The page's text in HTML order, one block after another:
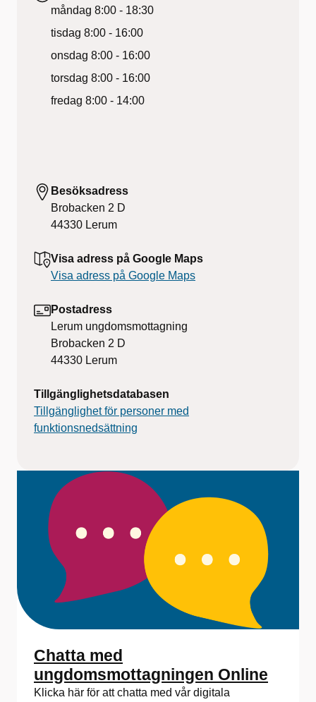
måndag 8:00 - 18:30
tisdag 8:00 - 16:00
onsdag 8:00 - 16:00
torsdag 8:00 - 16:00
fredag 8:00 - 14:00
Besöksadress
Brobacken 2 D
44330 Lerum
Visa adress på Google Maps
Visa adress på Google Maps
Postadress
Lerum ungdomsmottagning
Brobacken 2 D
44330 Lerum
Tillgänglighetsdatabasen
Tillgänglighet för personer med
funktionsnedsättning
Chatta med
ungdomsmottagningen Online
Klicka här för att chatta med vår digitala